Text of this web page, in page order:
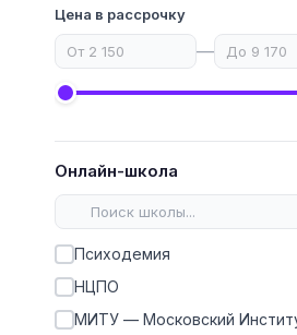
Цена в рассрочку
—
Онлайн-школа
Психодемия
НЦПО